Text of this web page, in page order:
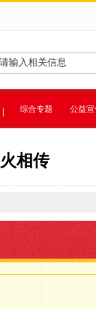
综合专题 公益
相传